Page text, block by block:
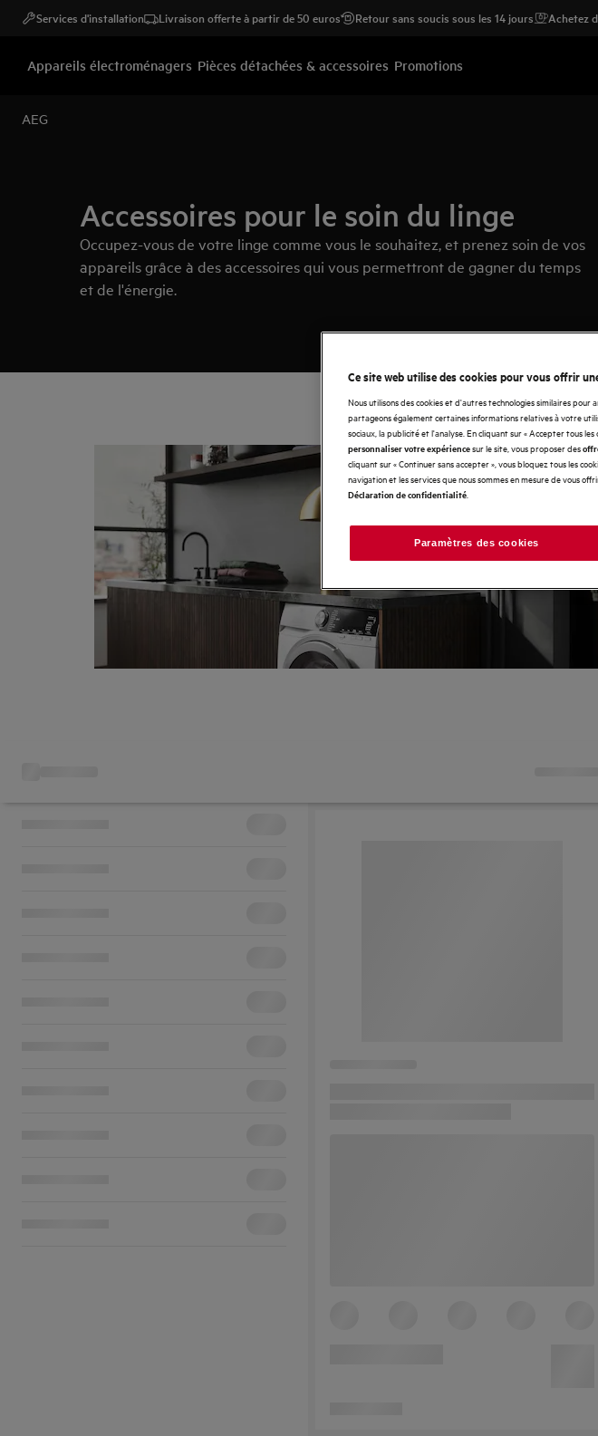
Services d'installation Livraison offerte à partir de 50 euros Retour sans soucis sous les 14 jours Achetez
Appareils électroménagers Pièces détachées & accessoires Promotions
AEG
Accessoires pour le soin du linge
Occupez-vous de votre linge comme vous le souhaitez, et prenez soin de vos
appareils grâce à des accessoires qui vous permettront de gagner du temps
et de l'énergie.
Ce site web utilise des cookies pour vous offrir
Nous utilisons des cookies et d'autres technologies similaires
partageons également certaines informations relatives à votre
sociaux, la publicité et l'analyse. En cliquant sur « Accepter tous
personnaliser votre expériencesur le site, vous proposer des
cliquant sur « Continuer sans accepter », vous bloquez tous les
navigation et les services que nous sommes en mesure de vous
Déclaration de confidentialité
Paramètres des cookies